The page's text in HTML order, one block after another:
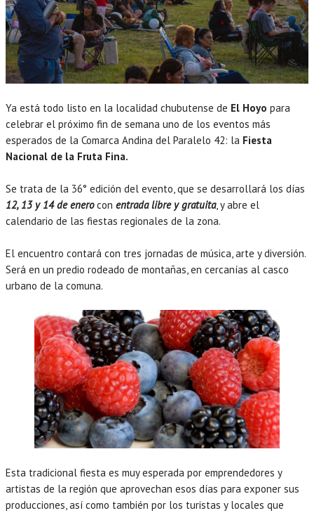
Ya está todo listo en la localidad chubutense de El Hoyo para
celebrar el próximo fin de semana uno de los eventos más
esperados de la Comarca Andina del Paralelo 42: la Fiesta
Nacional de la Fruta Fina.
Se trata de la 36° edición del evento, que se desarrollará los días
12, 13 y 14 de enerocon entrada libre y gratuita, y abre el
calendario de las fiestas regionales de la zona.
El encuentro contará con tres jornadas de música, arte y diversión.
Será en un predio rodeado de montañas, en cercanías al casco
urbano de la comuna.
Esta tradicional fiesta es muy esperada por emprendedores y
artistas de la región que aprovechan esos días para exponer sus
producciones, así como también por los turistas y locales que